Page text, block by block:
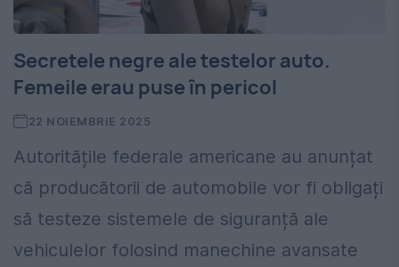
Secretele negre ale testelor auto.
Femeile erau puse în pericol
22 NOIEMBRIE 2025
Autoritățile federale americane au anunțat
că producătorii de automobile vor fi obligați
să testeze sistemele de siguranță ale
vehiculelor folosind manechine avansate